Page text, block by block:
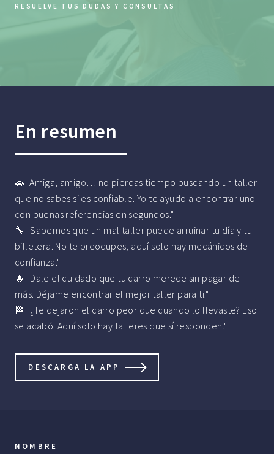
RESUELVE TUS DUDAS Y CONSULTAS
En resumen
🚗 "Amiga, amigo… no pierdas tiempo buscando un taller
que no sabes si es confiable. Yo te ayudo a encontrar uno
con buenas referencias en segundos."
🔧 "Sabemos que un mal taller puede arruinar tu día y tu
billetera. No te preocupes, aquí solo hay mecánicos de
confianza."
🔥 "Dale el cuidado que tu carro merece sin pagar de
más. Déjame encontrar el mejor taller para ti."
🏁 "¿Te dejaron el carro peor que cuando lo llevaste? Eso
se acabó. Aquí solo hay talleres que sí responden."
DESCARGA LA APP
NOMBRE